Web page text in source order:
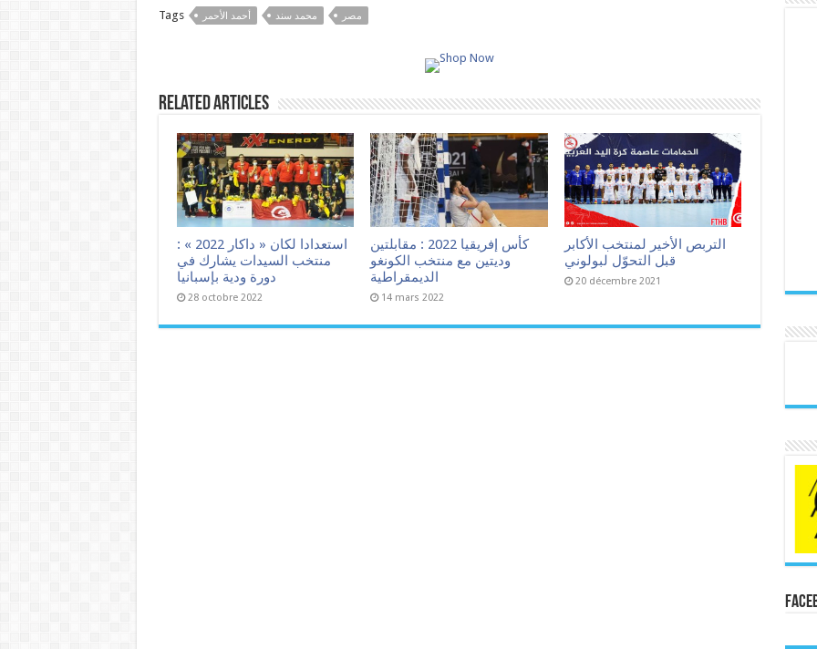
Tags أحمد الأحمر محمد سند مصر
Related Articles
استعدادا لكان « داكار 2022 » :
منتخب السيدات يشارك في
دورة ودية بإسبانيا
28 octobre 2022
كأس إفريقيا 2022 : مقابلتين
وديتين مع منتخب الكونغو
الديمقراطية
14 mars 2022
التربص الأخير لمنتخب الأكابر
قبل التحوّل لبولوني
20 décembre 2021